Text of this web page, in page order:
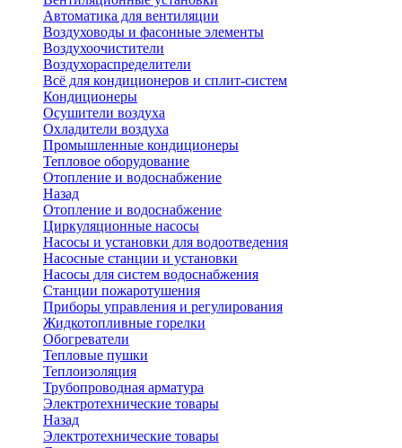
Автоматика для вентиляции
Воздуховоды и фасонные элементы
Воздухоочистители
Воздухораспределители
Всё для кондиционеров и сплит-систем
Кондиционеры
Осушители воздуха
Охладители воздуха
Промышленные кондиционеры
Тепловое оборудование
Отопление и водоснабжение
Назад
Отопление и водоснабжение
Циркуляционные насосы
Насосы и установки для водоотведения
Насосные станции и установки
Насосы для систем водоснабжения
Станции пожаротушения
Приборы управления и регулирования
Жидкотопливные горелки
Обогреватели
Тепловые пушки
Теплоизоляция
Трубопроводная арматура
Электротехнические товары
Назад
Электротехнические товары